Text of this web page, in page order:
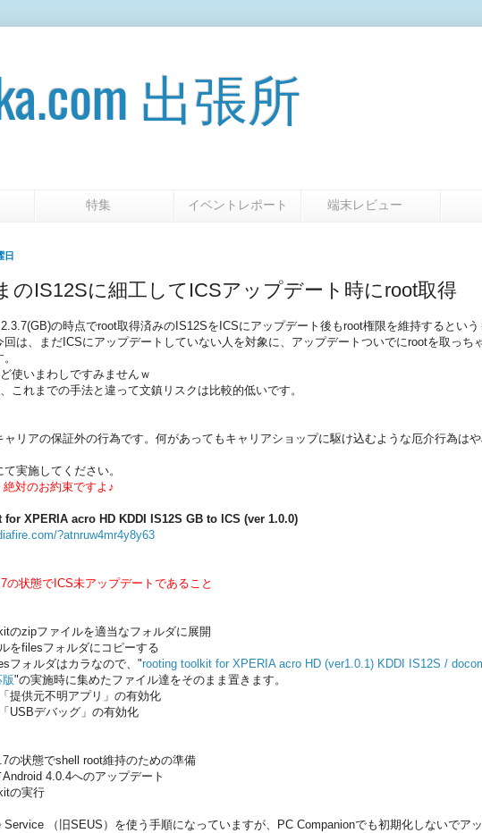
出張所
特集 イベントレポート 端末レビュー
日
のIS12Sに細工してICSアップデート時にroot取得
の時点でroot取得済みのIS12SをICSにアップデート後もroot権限を維持するという
回は、まだICSにアップデートしていない人を対象に、アップデートついでにrootを取っち
使いまわしですみませんｗ
これまでの手法と違って文鎮リスクは比較的低いです。
ャリアの保証外の行為です。何があってもキャリアショップに駆け込むような厄介行為は
実施してください。
対のお約束ですよ♪
XPERIA acro HD KDDI IS12S GB to ICS (ver 1.0.0)
?atnruw4mr4y8y63
の状態でICS未アップデートであること
のzipファイルを適当なフォルダに展開
をfilesフォルダにコピーする
フォルダはカラなので、"rooting toolkit for XPERIA acro HD (ver1.0.1) KDDI IS12S /
"の実施時に集めたファイル達をそのまま置きます。
提供元不明アプリ」の有効化
USBデバッグ」の有効化
の状態でshell root維持のための準備
4.0.4へのアップデート
の実行
Service （旧SEUS）を使う手順になっていますが、PC Companionでも初期化しないでア